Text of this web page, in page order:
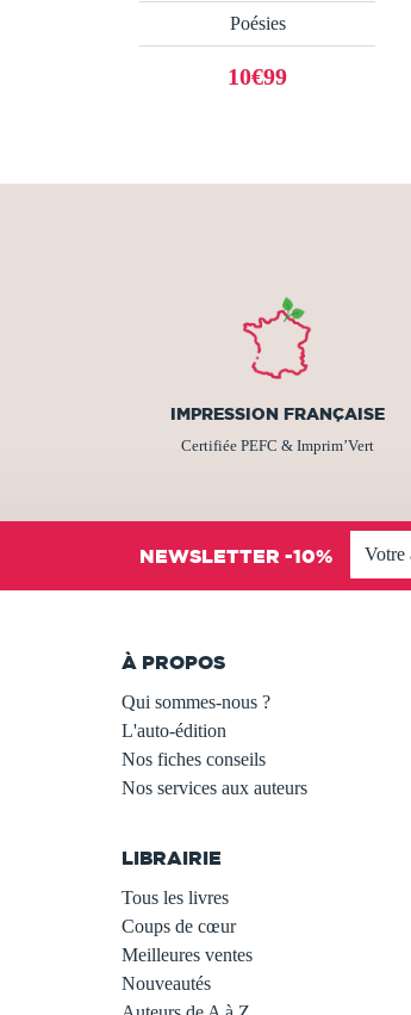
Poésies
10€99
IMPRESSION FRANÇAISE
Certifiée PEFC & Imprim’Vert
NEWSLETTER -10%
À PROPOS
Qui sommes-nous ?
L'auto-édition
Nos fiches conseils
Nos services aux auteurs
LIBRAIRIE
Tous les livres
Coups de cœur
Meilleures ventes
Nouveautés